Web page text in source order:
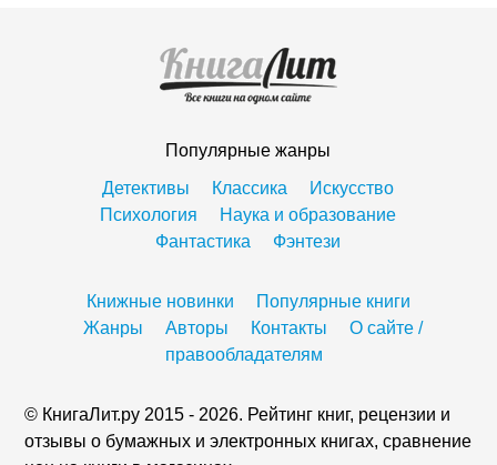
Популярные жанры
Детективы
Классика
Искусство
Психология
Наука и образование
Фантастика
Фэнтези
Книжные новинки
Популярные книги
Жанры
Авторы Контакты
О сайте /
правообладателям
© КнигаЛит.ру 2015 - 2026. Рейтинг книг, рецензии и
отзывы о бумажных и электронных книгах, сравнение